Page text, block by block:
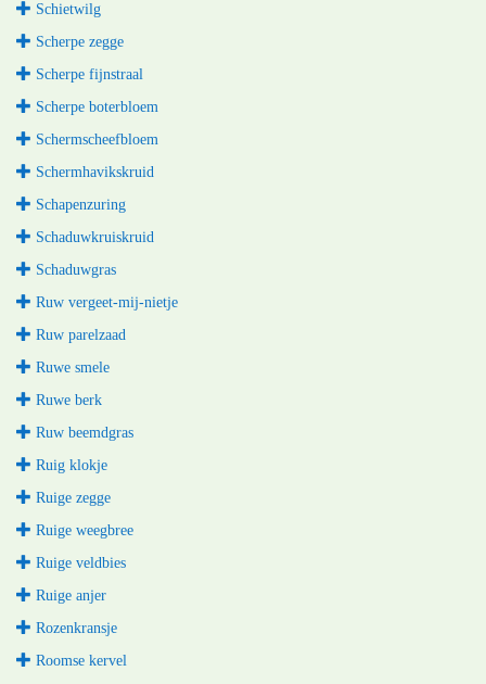
Schietwilg
Scherpe zegge
Scherpe fijnstraal
Scherpe boterbloem
Schermscheefbloem
Schermhavikskruid
Schapenzuring
Schaduwkruiskruid
Schaduwgras
Ruw vergeet-mij-nietje
Ruw parelzaad
Ruwe smele
Ruwe berk
Ruw beemdgras
Ruig klokje
Ruige zegge
Ruige weegbree
Ruige veldbies
Ruige anjer
Rozenkransje
Roomse kervel